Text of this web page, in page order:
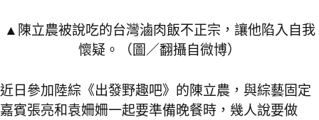
▲陳立農被說吃的台灣滷肉飯不正宗，讓他陷入自我
懷疑。（圖／翻攝自微博）
近日參加陸綜《出發野趣吧》的陳立農，與綜藝固定
嘉賓張亮和袁姍姍一起要準備晚餐時，幾人說要做